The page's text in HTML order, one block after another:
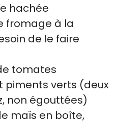
hachée
fromage à la
de le faire
tomates
piments verts (deux
non égouttées)
maïs en boîte,